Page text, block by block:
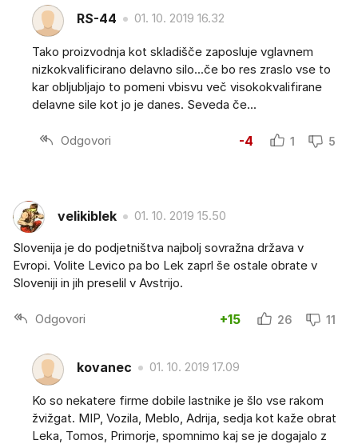
RS-44 01. 10. 2019 16.32
Tako proizvodnja kot skladišče zaposluje vglavnem
nizkokvalificirano delavno silo...če bo res zraslo vse to
kar obljubljajo to pomeni vbisvu več visokokvalifirane
delavne sile kot jo je danes. Seveda če...
Odgovori -4 1 5
velikiblek 01. 10. 2019 15.50
Slovenija je do podjetništva najbolj sovražna država v
Evropi. Volite Levico pa bo Lek zaprl še ostale obrate v
Sloveniji in jih preselil v Avstrijo.
Odgovori +15 26 11
kovanec 01. 10. 2019 17.09
Ko so nekatere firme dobile lastnike je šlo vse rakom
žvižgat. MIP, Vozila, Meblo, Adrija, sedja kot kaže obrat
Leka, Tomos, Primorje, spomnimo kaj se je dogajalo z